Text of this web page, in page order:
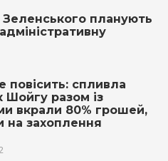
планують
повісить: спливла
Шойгу разом із
вкрали 80% грошей,
на захоплення